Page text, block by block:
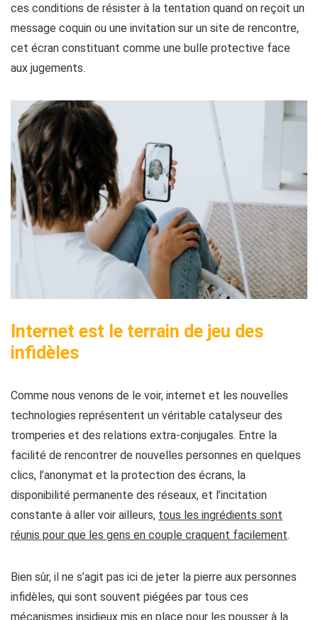
ces conditions de résister à la tentation quand on reçoit un
message coquin ou une invitation sur un site de rencontre,
cet écran constituant comme une bulle protective face
aux jugements.
Internet est le terrain de jeu des
infidèles
Comme nous venons de le voir, internet et les nouvelles
technologies représentent un véritable catalyseur des
tromperies et des relations extra-conjugales. Entre la
facilité de rencontrer de nouvelles personnes en quelques
clics, l’anonymat et la protection des écrans, la
disponibilité permanente des réseaux, et l’incitation
constante à aller voir ailleurs, tous les ingrédients sont
réunis pour que les gens en couple craquent facilement.
Bien sûr, il ne s’agit pas ici de jeter la pierre aux personnes
infidèles, qui sont souvent piégées par tous ces
mécanismes insidieux mis en place pour les pousser à la